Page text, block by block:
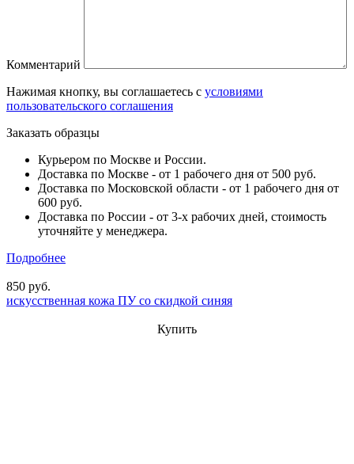
Комментарий
Нажимая кнопку, вы соглашаетесь с условиями
пользовательского соглашения
Заказать образцы
Курьером по Москве и России.
Доставка по Москве - от 1 рабочего дня от 500 руб.
Доставка по Московской области - от 1 рабочего дня от
600 руб.
Доставка по России - от 3-х рабочих дней, стоимость
уточняйте у менеджера.
Подробнее
850 руб.
искусственная кожа ПУ со скидкой синяя
Купить